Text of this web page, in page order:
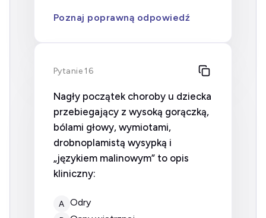
Poznaj poprawną odpowiedź
Pytanie 16
Nagły początek choroby u dziecka
przebiegający z wysoką gorączką,
bólami głowy, wymiotami,
drobnoplamistą wysypką i
„językiem malinowym” to opis
kliniczny:
A odry